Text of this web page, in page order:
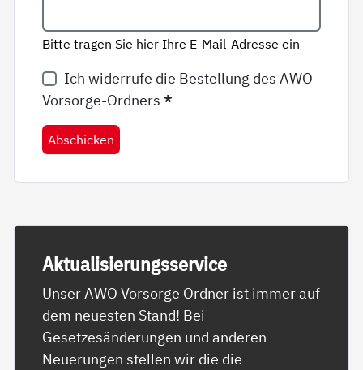
Bitte tragen Sie hier Ihre E-Mail-Adresse ein
Ich widerrufe die Bestellung des AWO
Vorsorge-Ordners*
Abschicken
Ak­tua­li­sie­rungs­ser­vice
Unser AWO Vorsorge Ordner ist immer auf
dem neuesten Stand! Bei
Gesetzesänderungen und anderen
Neuerungen stellen wir die die